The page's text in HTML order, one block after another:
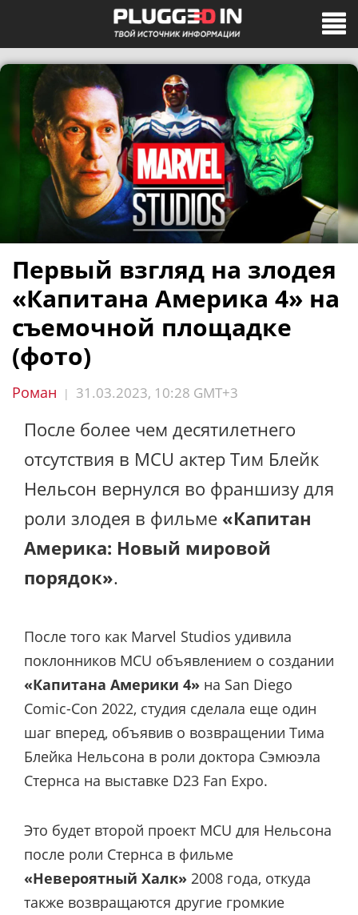
Первый взгляд на злодея
«Капитана Америка 4» на
съемочной площадке
(фото)
Роман | 31.03.2023, 10:28 GMT+3
После более чем десятилетнего
отсутствия в MCU актер Тим Блейк
Нельсон вернулся во франшизу для
роли злодея в фильме «Капитан
Америка: Новый мировой
порядок».
После того как Marvel Studios удивила
поклонников MCU объявлением о создании
«Капитана Америки 4» на San Diego
Comic-Con 2022, студия сделала еще один
шаг вперед, объявив о возвращении Тима
Блейка Нельсона в роли доктора Сэмюэла
Стернса на выставке D23 Fan Expo.
Это будет второй проект MCU для Нельсона
после роли Стернса в фильме
«Невероятный Халк» 2008 года, откуда
также возвращаются другие громкие